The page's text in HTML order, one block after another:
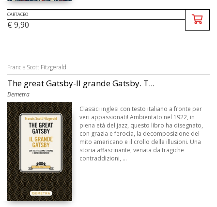
CARTACEO
€ 9,90
Francis Scott Fitzgerald
The great Gatsby-Il grande Gatsby. T...
Demetra
Classici inglesi con testo italiano a fronte per
veri appassionati! Ambientato nel 1922, in
piena età del jazz, questo libro ha disegnato,
con grazia e ferocia, la decomposizione del
mito americano e il crollo delle illusioni. Una
storia affascinante, venata da tragiche
contraddizioni, ...